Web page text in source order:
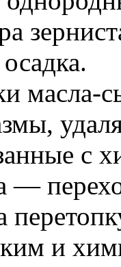
масла-
с
—
и